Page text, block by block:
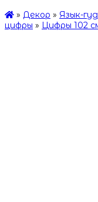
» Декор » Язык-
цифры » Цифры 102